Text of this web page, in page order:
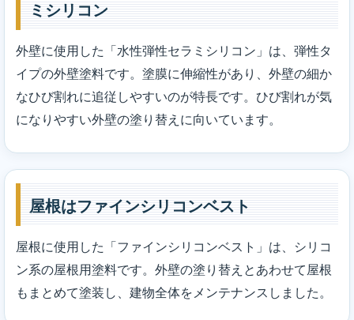
ミシリコン
外壁に使用した「水性弾性セラミシリコン」は、弾性タ
イプの外壁塗料です。塗膜に伸縮性があり、外壁の細か
なひび割れに追従しやすいのが特長です。ひび割れが気
になりやすい外壁の塗り替えに向いています。
屋根はファインシリコンベスト
屋根に使用した「ファインシリコンベスト」は、シリコ
ン系の屋根用塗料です。外壁の塗り替えとあわせて屋根
もまとめて塗装し、建物全体をメンテナンスしました。